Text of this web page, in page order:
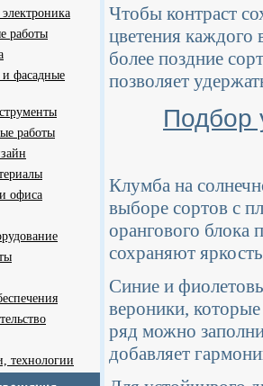
работы
фасадные
работы
офиса
технологии
Чтобы контраст
цветения каждого
более поздние
позволяет
Подбор
Клумба на
выборе сортов с
орангового блока
сохраняют
Синие и
вероники,
ряд можно
добавляет